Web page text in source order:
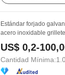
Estándar forjado
acero inoxidable
US$ 0,2-
Cantidad Mínima: